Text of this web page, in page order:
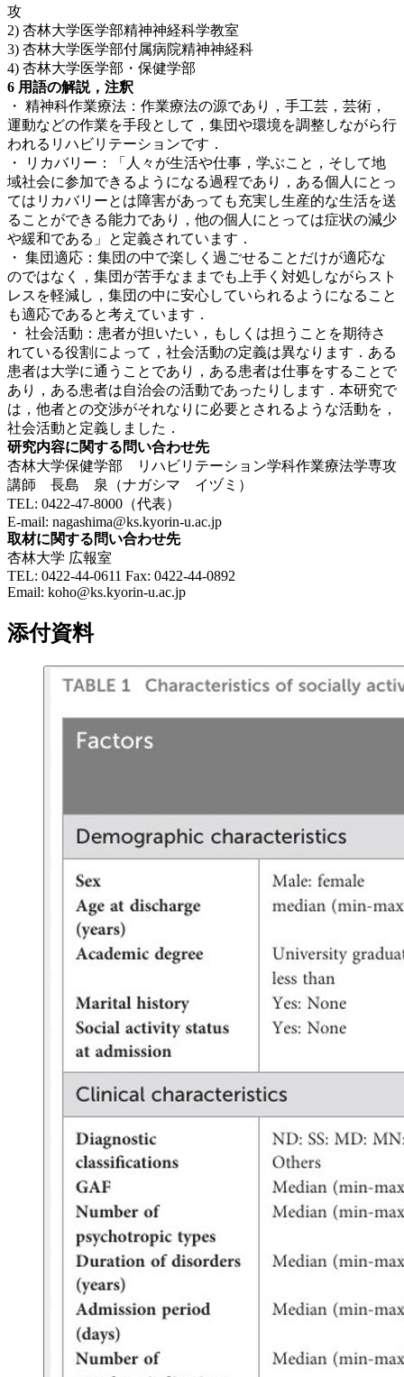
攻
2) 杏林大学医学部精神神経科学教室
3) 杏林大学医学部付属病院精神神経科
4) 杏林大学医学部・保健学部
6 用語の解説，注釈
・ 精神科作業療法：作業療法の源であり，手工芸，芸術，
運動などの作業を手段として，集団や環境を調整しながら行
われるリハビリテーションです．
・
リカバリー：「人々が生活や仕事，学ぶこと，そして地
域社会に参加できるようになる過程であり，ある個人にとっ
てはリカバリーとは障害があっても充実し生産的な生活を送
ることができる能力であり，他の個人にとっては症状の減少
や緩和である」と定義されています．
・ 集団適応：集団の中で楽しく過ごせることだけが適応な
のではなく，集団が苦手なままでも上手く対処しながらスト
レスを軽減し，集団の中に安心していられるようになること
も適応であると考えています．
・ 社会活動：患者が担いたい，もしくは担うことを期待さ
れている役割によって，社会活動の定義は異なります．ある
患者は大学に通うことであり，ある患者は仕事をすることで
あり，ある患者は自治会の活動であったりします．本研究で
は，他者との交渉がそれなりに必要とされるような活動を，
社会活動と定義しました．
研究内容に関する問い合わせ先
杏林大学保健学部 リハビリテーション学科作業療法学専攻
講師 長島 泉（ナガシマ イヅミ）
TEL: 0422-47-8000（代表）
E-mail: nagashima@ks.kyorin-u.ac.jp
取材に関する問い合わせ先
杏林大学 広報室
TEL: 0422-44-0611 Fax: 0422-44-0892
Email: koho@ks.kyorin-u.ac.jp
添付資料